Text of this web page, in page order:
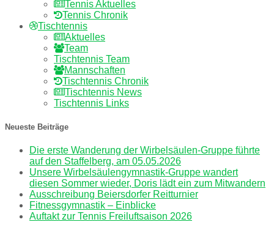
Tennis Aktuelles
Tennis Chronik
Tischtennis
Aktuelles
Team
Tischtennis Team
Mannschaften
Tischtennis Chronik
Tischtennis News
Tischtennis Links
Neueste Beiträge
Die erste Wanderung der Wirbelsäulen-Gruppe führte
auf den Staffelberg, am 05.05.2026
Unsere Wirbelsäulengymnastik-Gruppe wandert
diesen Sommer wieder, Doris lädt ein zum Mitwandern
Ausschreibung Beiersdorfer Reitturnier
Fitnessgymnastik – Einblicke
Auftakt zur Tennis Freiluftsaison 2026